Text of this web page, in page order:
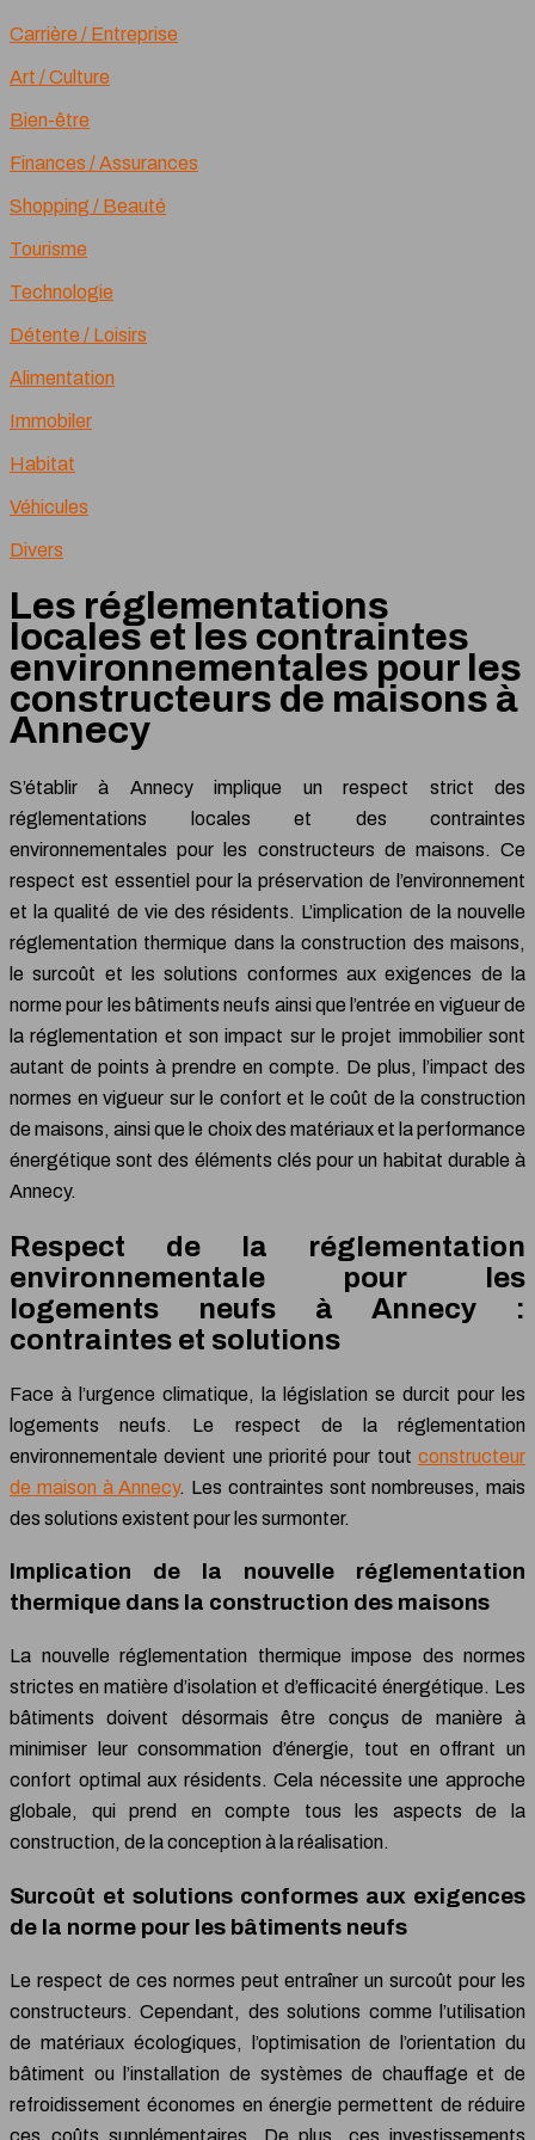
Carrière / Entreprise
Art / Culture
Bien-être
Finances / Assurances
Shopping / Beauté
Tourisme
Technologie
Détente / Loisirs
Alimentation
Immobiler
Habitat
Véhicules
Divers
Les réglementations
locales et les contraintes
environnementales pour les
constructeurs de maisons à
Annecy
S’établir à Annecy implique un respect strict des
réglementations locales et des contraintes
environnementales pour les constructeurs de maisons. Ce
respect est essentiel pour la préservation de l’environnement
et la qualité de vie des résidents. L’implication de la nouvelle
réglementation thermique dans la construction des maisons,
le surcoût et les solutions conformes aux exigences de la
norme pour les bâtiments neufs ainsi que l’entrée en vigueur de
la réglementation et son impact sur le projet immobilier sont
autant de points à prendre en compte. De plus, l’impact des
normes en vigueur sur le confort et le coût de la construction
de maisons, ainsi que le choix des matériaux et la performance
énergétique sont des éléments clés pour un habitat durable à
Annecy.
Respect de la réglementation
environnementale pour les
logements neufs à Annecy :
contraintes et solutions
Face à l’urgence climatique, la législation se durcit pour les
logements neufs. Le respect de la réglementation
environnementale devient une priorité pour tout constructeur
de maison à Annecy. Les contraintes sont nombreuses, mais
des solutions existent pour les surmonter.
Implication de la nouvelle réglementation
thermique dans la construction des maisons
La nouvelle réglementation thermique impose des normes
strictes en matière d’isolation et d’efficacité énergétique. Les
bâtiments doivent désormais être conçus de manière à
minimiser leur consommation d’énergie, tout en offrant un
confort optimal aux résidents. Cela nécessite une approche
globale, qui prend en compte tous les aspects de la
construction, de la conception à la réalisation.
Surcoût et solutions conformes aux exigences
de la norme pour les bâtiments neufs
Le respect de ces normes peut entraîner un surcoût pour les
constructeurs. Cependant, des solutions comme l’utilisation
de matériaux écologiques, l’optimisation de l’orientation du
bâtiment ou l’installation de systèmes de chauffage et de
refroidissement économes en énergie permettent de réduire
ces coûts supplémentaires. De plus, ces investissements